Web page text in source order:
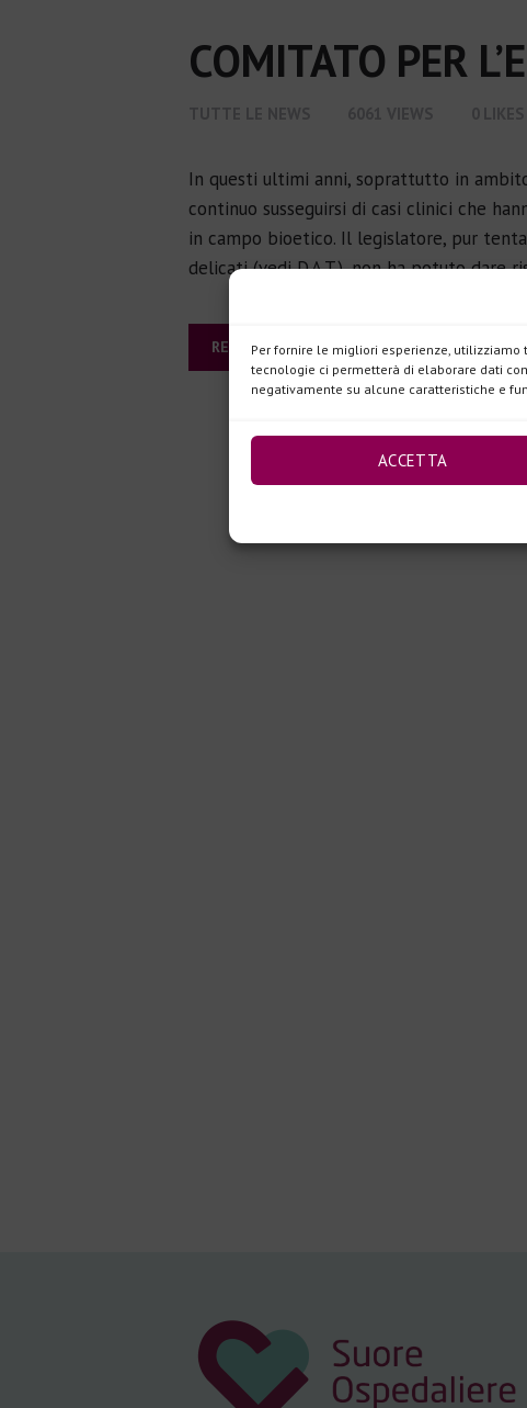
Per fornire le migliori esperienze,
tecnologie ci permetterà di elaborare dati
negativamente su alcune caratteristiche e
ACCETTA
COMITATO PER
In questi ultimi anni, soprattutto in
continuo susseguirsi di casi clinici che
in campo bioetico. Il legislatore, pur
delicati (vedi D.A.T.), non ha potuto dare
READ MORE